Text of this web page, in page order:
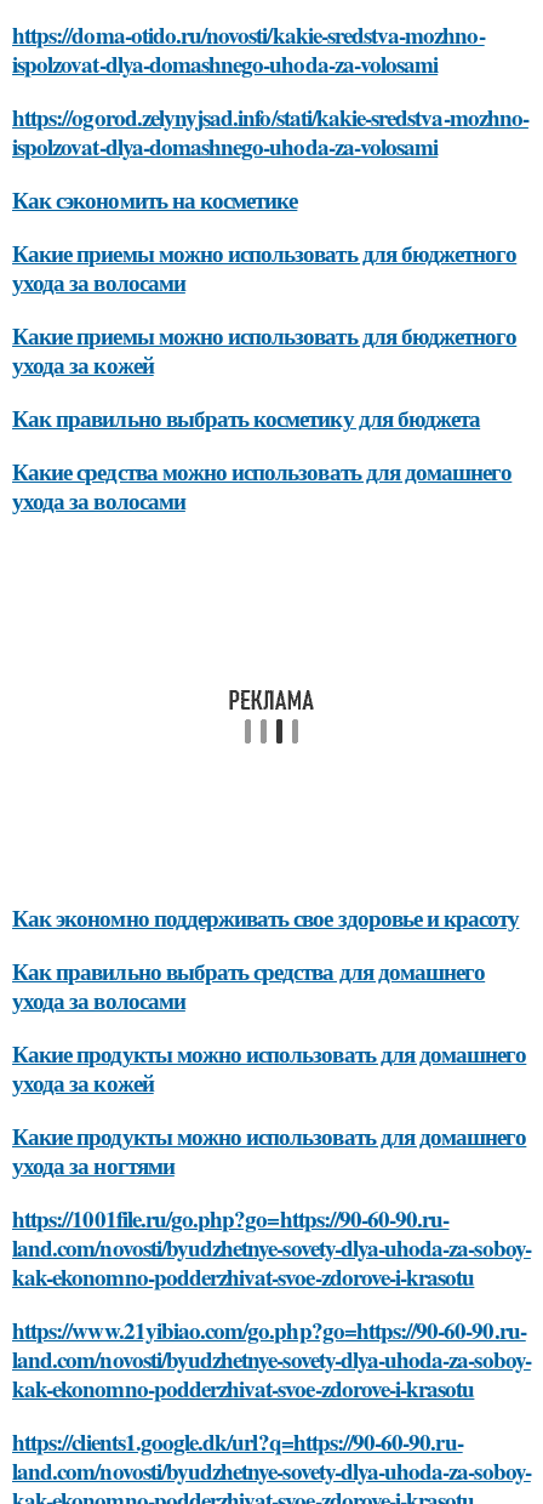
https://doma-otido.ru/novosti/kakie-sredstva-mozhno-
ispolzovat-dlya-domashnego-uhoda-za-volosami
https://ogorod.zelynyjsad.info/stati/kakie-sredstva-mozhno-
ispolzovat-dlya-domashnego-uhoda-za-volosami
Как сэкономить на косметике
Какие приемы можно использовать для бюджетного
ухода за волосами
Какие приемы можно использовать для бюджетного
ухода за кожей
Как правильно выбрать косметику для бюджета
Какие средства можно использовать для домашнего
ухода за волосами
Как экономно поддерживать свое здоровье и красоту
Как правильно выбрать средства для домашнего
ухода за волосами
Какие продукты можно использовать для домашнего
ухода за кожей
Какие продукты можно использовать для домашнего
ухода за ногтями
https://1001file.ru/go.php?go=https://90-60-90.ru-
land.com/novosti/byudzhetnye-sovety-dlya-uhoda-za-soboy-
kak-ekonomno-podderzhivat-svoe-zdorove-i-krasotu
https://www.21yibiao.com/go.php?go=https://90-60-90.ru-
land.com/novosti/byudzhetnye-sovety-dlya-uhoda-za-soboy-
kak-ekonomno-podderzhivat-svoe-zdorove-i-krasotu
https://clients1.google.dk/url?q=https://90-60-90.ru-
land.com/novosti/byudzhetnye-sovety-dlya-uhoda-za-soboy-